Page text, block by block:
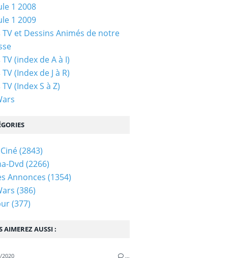
AIMEREZ AUSSI :
2020 …
1 2008
1 2009
TV et Dessins Animés de notre
(index de A à I)
(Index de J à R)
(Index S à Z)
(2843)
Dvd (2266)
Annonces (1354)
(386)
(377)